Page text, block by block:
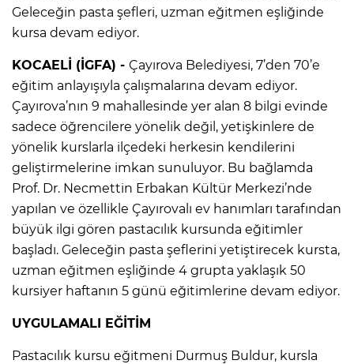
Geleceğin pasta şefleri, uzman eğitmen eşliğinde
kursa devam ediyor.
KOCAELİ (İGFA) - Çayırova Belediyesi, 7’den 70’e
eğitim anlayışıyla çalışmalarına devam ediyor.
Çayırova’nın 9 mahallesinde yer alan 8 bilgi evinde
sadece öğrencilere yönelik değil, yetişkinlere de
yönelik kurslarla ilçedeki herkesin kendilerini
geliştirmelerine imkan sunuluyor. Bu bağlamda
Prof. Dr. Necmettin Erbakan Kültür Merkezi’nde
yapılan ve özellikle Çayırovalı ev hanımları tarafından
büyük ilgi gören pastacılık kursunda eğitimler
başladı. Geleceğin pasta şeflerini yetiştirecek kursta,
uzman eğitmen eşliğinde 4 grupta yaklaşık 50
kursiyer haftanın 5 günü eğitimlerine devam ediyor.
UYGULAMALI EĞİTİM
Pastacılık kursu eğitmeni Durmuş Buldur, kursla